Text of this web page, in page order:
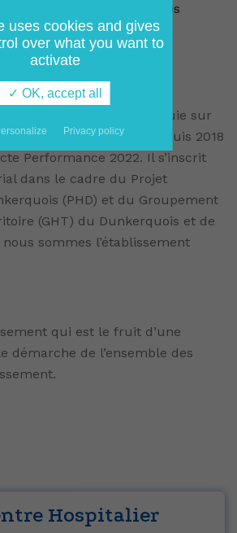
également les programmes
et le plan global de
pluriannuel
Alexandra Lepève s’appuie sur
projets associés et depuis 2018
Performance 2022. Il s’inscrit
dans le cadre du Projet
(PHD) et du Groupement
(GHT) du Dunkerquois et de
nous sommes l’établissement
qui est le fruit d’une
démarche de l’ensemble des
Hospitalier
uses cookies and gives
over what you want to
activate
✓ OK, accept all
Privacy policy